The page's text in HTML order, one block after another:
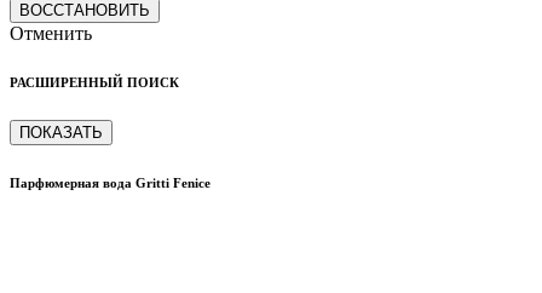
ВОССТАНОВИТЬ
Отменить
РАСШИРЕННЫЙ ПОИСК
ПОКАЗАТЬ
Парфюмерная вода Gritti Fenice